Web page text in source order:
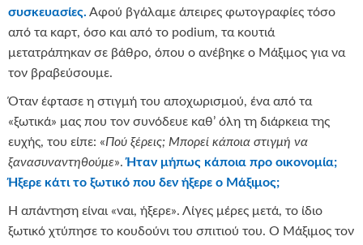
συσκευασίες. Αφού βγάλαμε άπειρες φωτογραφίες τόσο
από τα καρτ, όσο και από το podium, τα κουτιά
μετατράπηκαν σε βάθρο, όπου ο ανέβηκε ο Μάξιμος για να
τον βραβεύσουμε.
Όταν έφτασε η στιγμή του αποχωρισμού, ένα από τα
«ξωτικά» μας που τον συνόδευε καθ’ όλη τη διάρκεια της
ευχής, του είπε: «Πού ξέρεις; Μπορεί κάποια στιγμή να
ξανασυναντηθούμε».Ήταν μήπως κάποια προ οικονομία;
Ήξερε κάτι το ξωτικό που δεν ήξερε ο Μάξιμος;
Η απάντηση είναι «ναι, ήξερε». Λίγες μέρες μετά, το ίδιο
ξωτικό χτύπησε το κουδούνι του σπιτιού του. Ο Μάξιμος τον